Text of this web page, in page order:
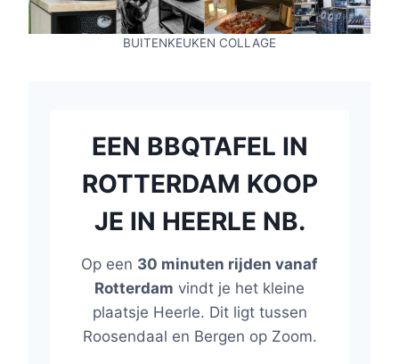
BUITENKEUKEN COLLAGE
EEN BBQTAFEL IN
ROTTERDAM KOOP
JE IN HEERLE NB.
Op een 30 minuten rijden vanaf
Rotterdam vindt je het kleine
plaatsje Heerle. Dit ligt tussen
Roosendaal en Bergen op Zoom.